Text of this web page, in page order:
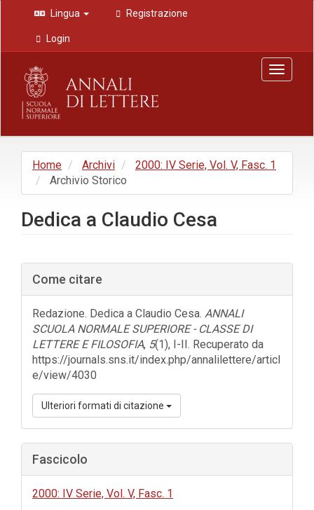
Navigazione
principale
Contenuto
principale
Barra
laterale
Lingua Registrazione
Login
Toggle
Home Archivi
2000: IV Serie, Vol. V, Fasc. 1
Archivio Storico
Dedica a Claudio Cesa
Barra
laterale
dell'articolo
Come citare
Redazione. Dedica a Claudio Cesa. ANNALI
SCUOLA NORMALE SUPERIORE - CLASSE DI
LETTERE E FILOSOFIA, 5(1), I-II. Recuperato da
https://journals.sns.it/index.php/annalilettere/articl
e/view/4030
Ulteriori formati di citazione
Fascicolo
2000: IV Serie, Vol. V, Fasc. 1